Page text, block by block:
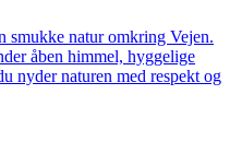
smukke natur omkring Vejen.
åben himmel, hyggelige
nyder naturen med respekt og